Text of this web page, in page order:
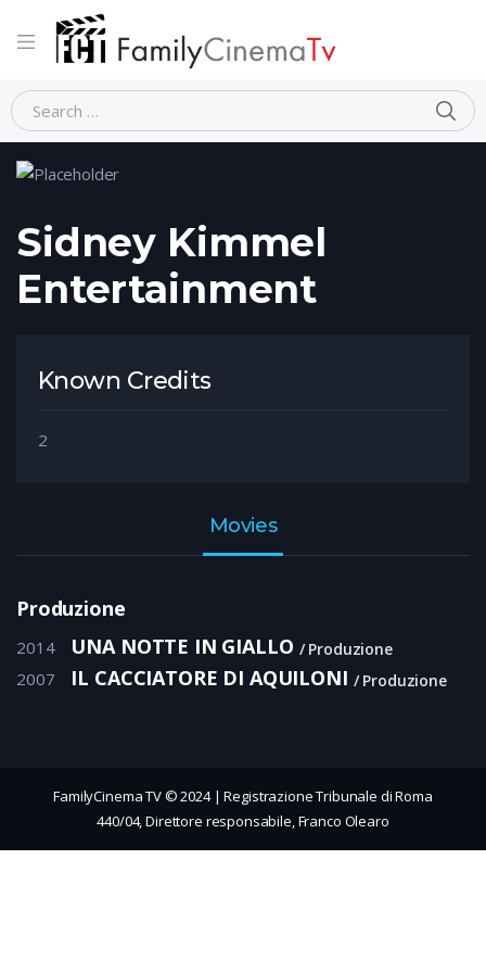
Home Person Sidney Kimmel Entertainment
Sidney Kimmel
Entertainment
Known Credits
2
Movies
Produzione
2014 UNA NOTTE IN GIALLO Produzione
2007 IL CACCIATORE DI AQUILONI Produzione
FamilyCinema TV © 2024 | Registrazione Tribunale di Roma
440/04, Direttore responsabile, Franco Olearo